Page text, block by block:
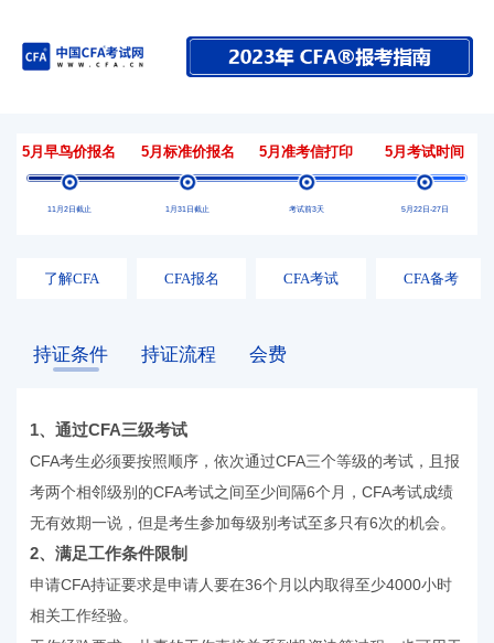
5月早鸟价报名
11月2日截止
5月标准价报名
1月31日截止
5月准考信打印
考试前3天
5月考试时间
5月22日-27日
了解CFA CFA报名 CFA考试 CFA备考
持证条件 持证流程 会费
1、通过CFA三级考试
CFA考生必须要按照顺序，依次通过CFA三个等级的考试，且报
考两个相邻级别的CFA考试之间至少间隔6个月，CFA考试成绩
无有效期一说，但是考生参加每级别考试至多只有6次的机会。
2、满足工作条件限制
申请CFA持证要求是申请人要在36个月以内取得至少4000小时
相关工作经验。